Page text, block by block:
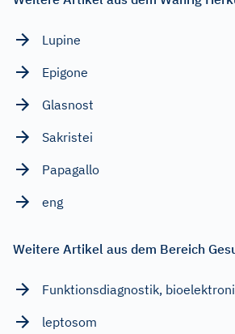
Lupine
Epigone
Glasnost
Sakristei
Papagallo
eng
Weitere Artikel aus dem Bereich
Funktionsdiagnostik,
leptosom